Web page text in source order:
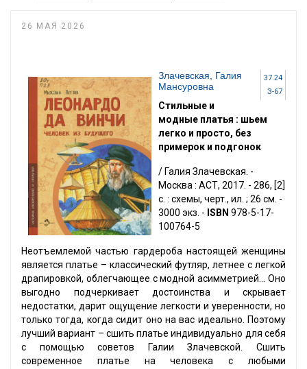
26 МАЯ 2026
37.24
З-67
Злачевская, Галия
Мансуровна
Стильные и
модные платья : шьем
легко и просто, без
примерок и подгонок
/ Галия Злачевская. -
Москва : АСТ, 2017. - 286, [2]
с. : схемы, черт., ил. ; 26 см. -
3000 экз. - ISBN 978-5-17-
100764-5
Неотъемлемой частью гардероба настоящей женщины
является платье – классический футляр, летнее с легкой
драпировкой, облегчающее с модной асимметрией… Оно
выгодно подчеркивает достоинства и скрывает
недостатки, дарит ощущение легкости и уверенности, но
только тогда, когда сидит оно на вас идеально. Поэтому
лучший вариант – сшить платье индивидуально для себя
с помощью советов Галии Злачевской. Сшить
современное платье на человека с любыми